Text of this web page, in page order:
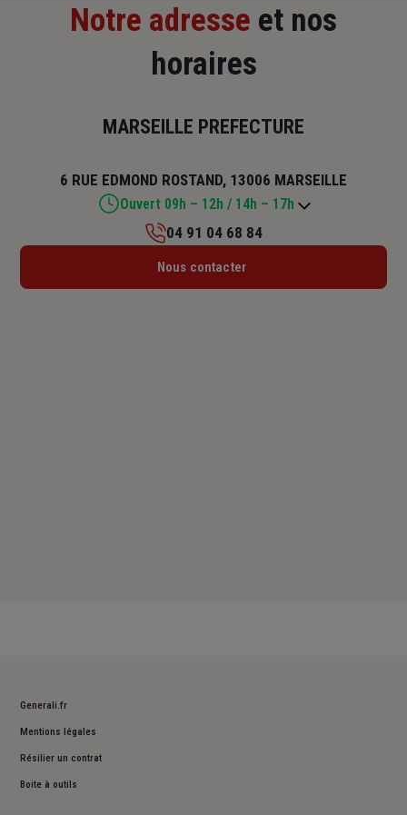
Notre adresse et nos
horaires
MARSEILLE PREFECTURE
6 RUE EDMOND ROSTAND, 13006 MARSEILLE
Ouvert 09h – 12h / 14h – 17h
Lundi : 09h – 12h / 14h – 17h
04 91 04 68 84
Nous contacter
Generali.fr
Mentions légales
Résilier un contrat
Boite à outils